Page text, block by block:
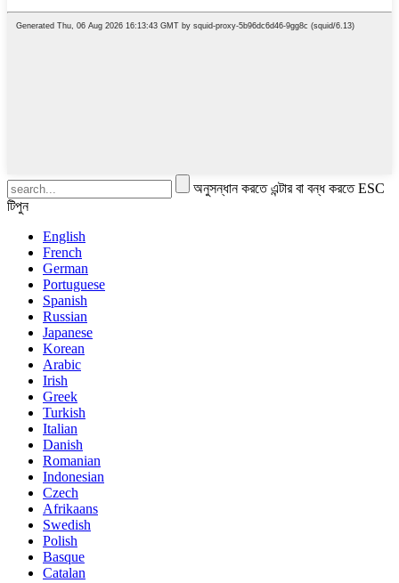
অনুসন্ধান করতে এন্টার বা বন্ধ করতে ESC
টিপুন
English
French
German
Portuguese
Spanish
Russian
Japanese
Korean
Arabic
Irish
Greek
Turkish
Italian
Danish
Romanian
Indonesian
Czech
Afrikaans
Swedish
Polish
Basque
Catalan